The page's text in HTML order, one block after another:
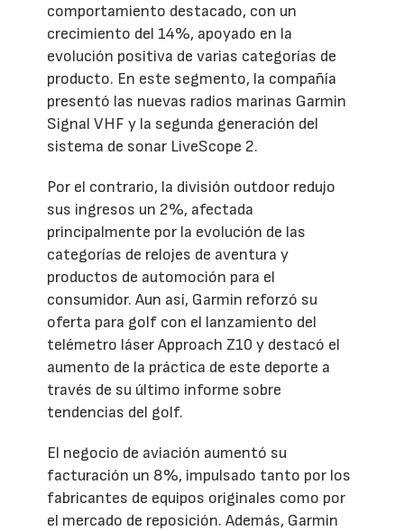
comportamiento destacado, con un
crecimiento del 14%, apoyado en la
evolución positiva de varias categorías de
producto. En este segmento, la compañía
presentó las nuevas radios marinas Garmin
Signal VHF y la segunda generación del
sistema de sonar LiveScope 2.
Por el contrario, la división outdoor redujo
sus ingresos un 2%, afectada
principalmente por la evolución de las
categorías de relojes de aventura y
productos de automoción para el
consumidor. Aun así, Garmin reforzó su
oferta para golf con el lanzamiento del
telémetro láser Approach Z10 y destacó el
aumento de la práctica de este deporte a
través de su último informe sobre
tendencias del golf.
El negocio de aviación aumentó su
facturación un 8%, impulsado tanto por los
fabricantes de equipos originales como por
el mercado de reposición. Además, Garmin